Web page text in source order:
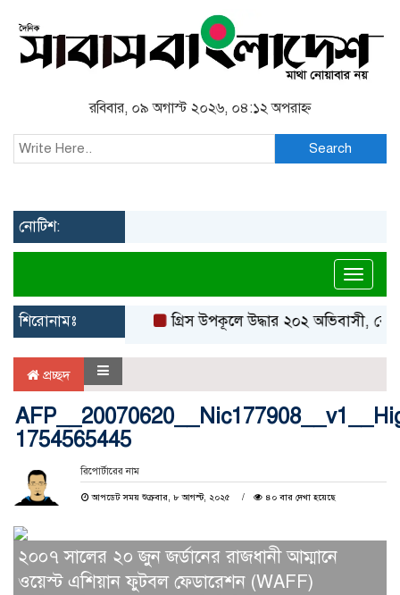
রবিবার, ০৯ অগাস্ট ২০২৬, ০৪:১২ অপরাহ্ন
Search
নোটিশ:
শিরোনামঃ গ্রিস উপকূলে উদ্ধার ২০২ অভিবাসী,
প্রচ্ছদ
1754565445
রিপোর্টারের নাম
আপডেট সময় শুক্রবার, ৮ আগস্ট, ২০২৫ ৪০ বার দেখা হয়েছে
২০০৭ সালের ২০ জুন জর্ডানের রাজধানী আম্মানে
ওয়েস্ট এশিয়ান ফুটবল ফেডারেশন (WAFF)